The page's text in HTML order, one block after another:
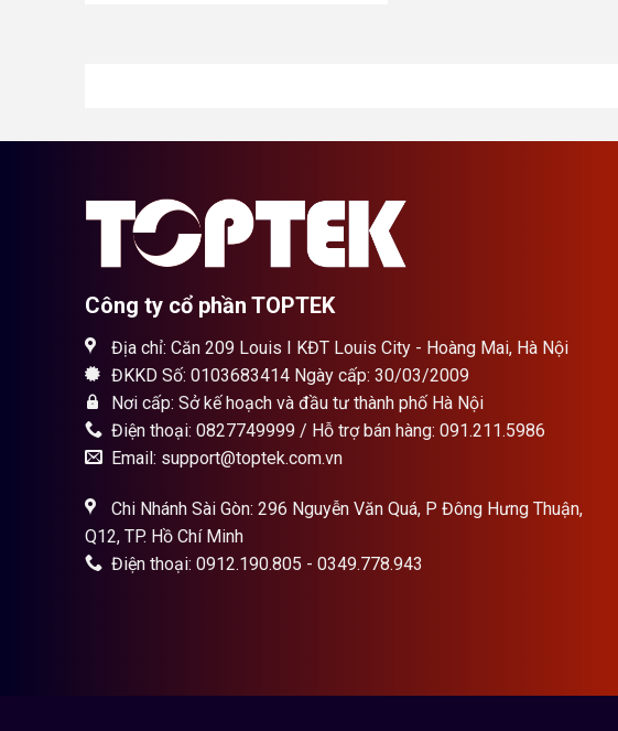
Công ty cổ phần TOPTEK
Địa chỉ: Căn 209 Louis I KĐT Louis City - Hoàng Mai, Hà Nội
ĐKKD Số: 0103683414 Ngày cấp: 30/03/2009
Nơi cấp: Sở kế hoạch và đầu tư thành phố Hà Nội
Điện thoại: 0827749999 / Hỗ trợ bán hàng: 091.211.5986
Email: support@toptek.com.vn
Chi Nhánh Sài Gòn: 296 Nguyễn Văn Quá, P Đông Hưng Thuận,
Q12, TP. Hồ Chí Minh
Điện thoại: 0912.190.805 - 0349.778.943